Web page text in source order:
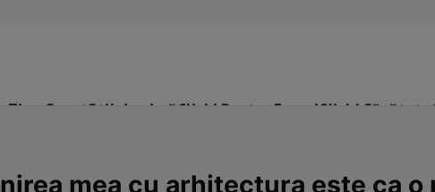
SportStil de viațăClick! Pentru FemeiClick! Sănătate
mea cu arhitectura este ca